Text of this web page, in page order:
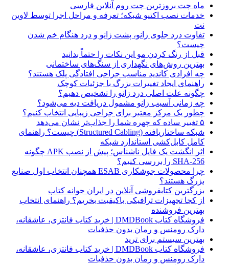
ماه چت بروزترین چت روم آنلاین فارسی
خدمات نصب اکتیو شبکه؛ تعرفه و مراحل اجرا توسط لاوین
نت
تفاوت درد جلوی زانو، پشت زانو و درد هنگام خم شدن
چیست؟
قبل از رنگ کردن مو این نکات را حتماً بدانید
بهترین روش‌های نگهداری از سنگ‌های ساختمانی
چه افرادی کاندید مناسب جراحی افتادگی پلک هستند؟
راهنمای ایجاد تغییرات بزرگ با جزئیات کوچک
چگونه علت اصلی درد زانو را تشخیص دهیم؟
چه زمانی آسیب زانو مشمول دریافت دیه می‌شود؟
چطور یک مرکز معتبر برای جراحی زیبایی انتخاب کنیم؟
۵ تغییر ساده که چهره شما را جذاب‌تر نشان می‌دهد
شبکه ساختاریافته (Structured Cabling) چیست؟ راهنمای
کامل کابل‌کشی استاندارد شبکه
اثر انگشت یک فایل ناشناس؛ پیش از نصب APK چگونه
SHA-256 را بررسی کنیم؟
چرا محصولات جوشکاری ESAB همچنان انتخاب اول صنایع
بزرگ هستند؟
بزرگترین کتابفروشی آنلاین در ایران جوانه کتاب
از کجا تجهیزات ترافیکی باکیفیت بخریم؟ راهنمای انتخاب
بهترین فروشنده
فروشگاه کتاب DMDBook | خرید کتاب فانتزی، عاشقانه،
دارک رومنس و رمان بدون حذفیات
بهترین سیستم برای ترید
فروشگاه کتاب DMDBook | خرید کتاب فانتزی، عاشقانه،
دارک رومنس و رمان بدون حذفیات